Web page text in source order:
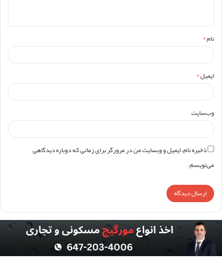
*
نام*
ایمیل*
وب‌سایت
ذخیره نام، ایمیل و وبسایت من در مرورگر برای زمانی که دوباره دیدگاهی
می‌نویسم.